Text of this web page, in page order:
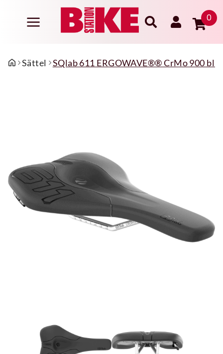
0
Sättel SQlab 611 ERGOWAVE®® CrMo 900